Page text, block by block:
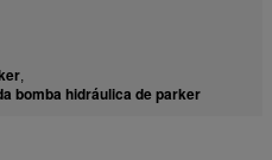
,
bomba hidráulica de parker